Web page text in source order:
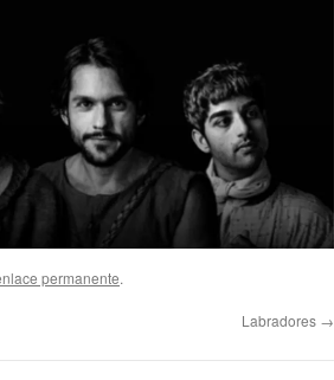
permanente.
Labradores →